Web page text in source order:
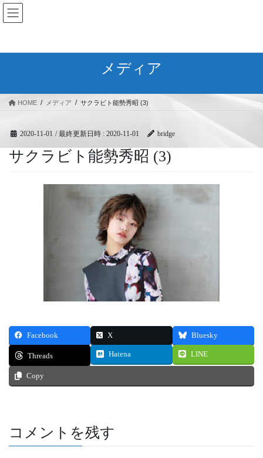
コ
ン
ツ
ナ
ビ
シ
メディア
HOME メディア サクラビト能勢秀昭 (3)
2020-11-01 / 最終更新日時 : 2020-11-01 bridge
サクラビト能勢秀昭 (3)
Facebook X Bluesky
Threads Hatena LINE
Copy
コメントを残す